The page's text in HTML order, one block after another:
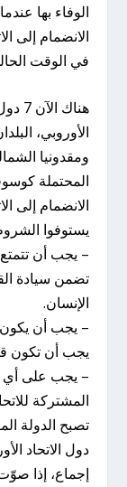
الوفاء بها
الانضمام إلى
في الوقت
الأوروبي،
ومقدونيا
المحتملة
الانضمام إلى
يستوفوا
– يجب أن
تضمن سيادة
الإنسان.
– يجب أن
يجب أن تكون
– يجب على أي
المشتركة
تصبح الدولة
دول الاتحاد
إجماع، إذا